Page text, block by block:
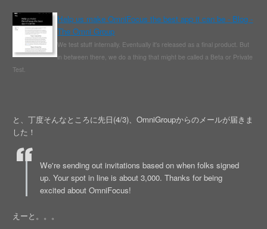
Help us make OmniFocus the best app it can be - Blog -
The Omni Group
We test stuff internally. Eventually it's released as a final product. But
in between there, we do a thing that might be called a Beta or Private
Test.
と、丁度そんなところに先日(4/3)、OmniGroupからのメールが届きま
した！
We're sending out invitations based on when folks signed
up. Your spot in line is about 3,000. Thanks for being
excited about OmniFocus!
えーと。。。